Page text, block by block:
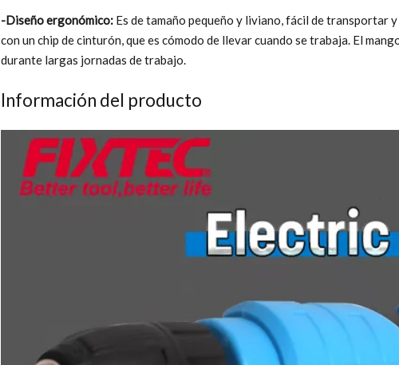
-Diseño ergonómico: Es de tamaño pequeño y liviano, fácil de transportar y
con un chip de cinturón, que es cómodo de llevar cuando se trabaja. El
durante largas jornadas de trabajo.
Información del producto